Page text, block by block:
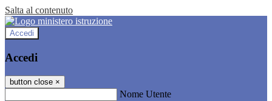
Salta al contenuto
Accedi
Accedi
button close ×
Nome Utente